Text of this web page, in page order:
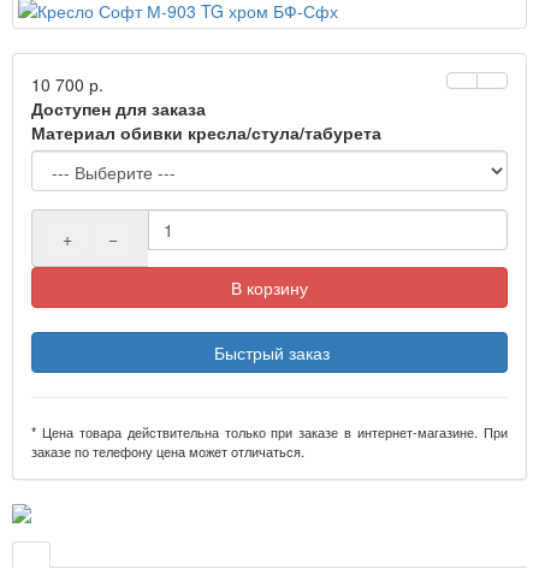
10 700 р.
Доступен для заказа
Материал обивки кресла/стула/табурета
+ −
В корзину
Быстрый заказ
* Цена товара действительна только при заказе в интернет-магазине. При
заказе по телефону цена может отличаться.